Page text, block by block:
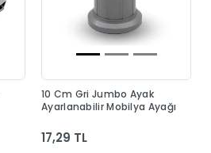
10 Cm Gri Jumbo Ayak
Ayarlanabilir Mobilya Ayağı
17,29 TL